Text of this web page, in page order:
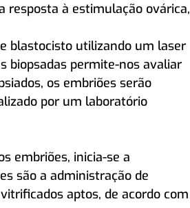
resposta à estimulação ovárica,
blastocisto utilizando um laser
biopsadas permite-nos avaliar
os embriões serão
por um laboratório
embriões, inicia-se a
são a administração de
aptos, de acordo com